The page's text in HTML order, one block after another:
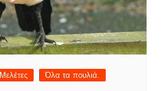
Μελέτες Όλα τα πουλιά.